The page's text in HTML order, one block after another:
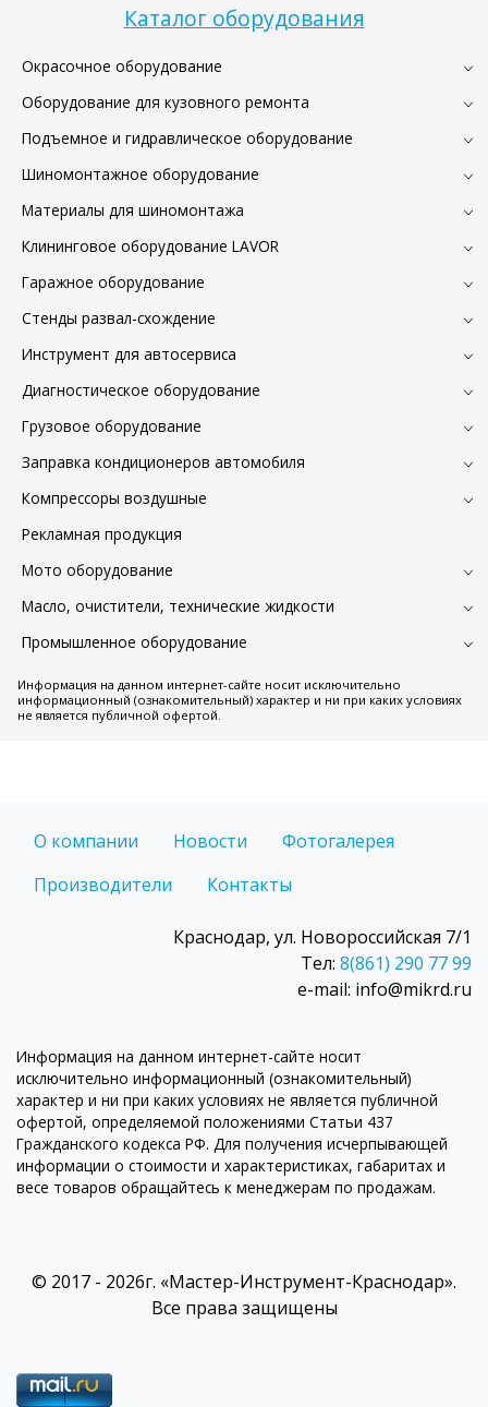
Каталог оборудования
Окрасочное оборудование
Оборудование для кузовного ремонта
Подъемное и гидравлическое оборудование
Шиномонтажное оборудование
Материалы для шиномонтажа
Клининговое оборудование LAVOR
Гаражное оборудование
Стенды развал-схождение
Инструмент для автосервиса
Диагностическое оборудование
Грузовое оборудование
Заправка кондиционеров автомобиля
Компрессоры воздушные
Рекламная продукция
Мото оборудование
Масло, очистители, технические жидкости
Промышленное оборудование
Информация на данном интернет-сайте носит исключительно
информационный (ознакомительный) характер и ни при каких условиях
не является публичной офертой.
О компании Новости
Фотогалерея
Производители
Контакты
Краснодар, ул. Новороссийская 7/1
Тел: 8(861) 290 77 99
e-mail: info@mikrd.ru
Информация на данном интернет-сайте носит
исключительно информационный (ознакомительный)
характер и ни при каких условиях не является публичной
офертой, определяемой положениями Статьи 437
Гражданского кодекса РФ. Для получения исчерпывающей
информации о стоимости и характеристиках, габаритах и
весе товаров обращайтесь к менеджерам по продажам.
© 2017 - 2026г. «Мастер-Инструмент-Краснодар».
Все права защищены